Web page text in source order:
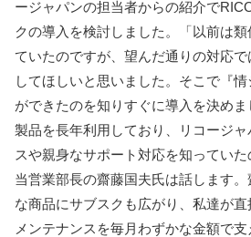
ージャパンの担当者からの紹介で
クの導入を検討しました。「以前は
ていたのですが、望んだ通りの対応
してほしいと思いました。そこで『情
ができたのを知りすぐに導入を決め
製品を長年利用しており、リコージ
スや親身なサポート対応を知ってい
当営業部長の齋藤国夫氏は話します
な商品にサブスクも広がり、私達が
メンテナンスを毎月わずかな金額で